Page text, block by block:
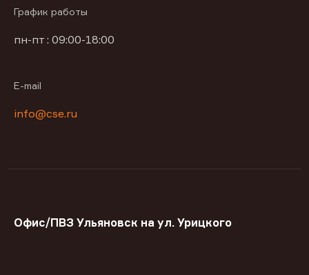
График работы
пн-пт : 09:00-18:00
E-mail
info@cse.ru
Офис/ПВЗ Ульяновск на ул. Урицкого